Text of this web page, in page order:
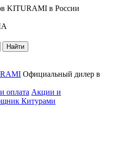
KITURAMI в России
Найти
Официальный дилер в
оплата Акции и
Китурами